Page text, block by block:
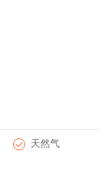
天然气